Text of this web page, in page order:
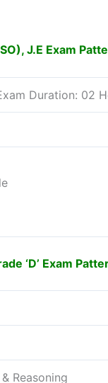
J.E Exam
Duration: 02
‘D’ Exam
Reasoning